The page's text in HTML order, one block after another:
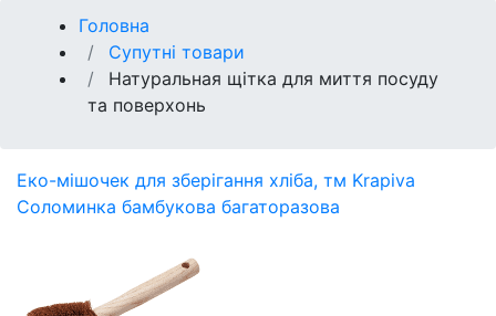
Головна
Супутні товари
Натуральная щітка для миття посуду
та поверхонь
Еко-мішочек для зберігання хліба, тм Krapiva
Соломинка бамбукова багаторазова